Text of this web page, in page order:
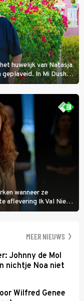
huwelijk van Natasja
In Mi Dushi:
showbizzkoppel mee
wanneer ze
aflevering Ik Val Niet,
te geven, zelfs als ze
MEER NIEUWS
Johnny de Mol
nichtje Noa niet
Wilfred Genee